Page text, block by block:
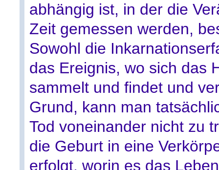
abhängig ist, in der die
Zeit gemessen werden,
Sowohl die
das Ereignis, wo sich das
sammelt und findet und
Grund, kann man
Tod voneinander nicht zu
die Geburt in eine
erfolgt, worin es das